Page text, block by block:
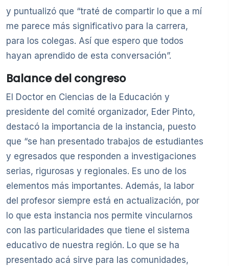
y puntualizó que “traté de compartir lo que a mí
me parece más significativo para la carrera,
para los colegas. Así que espero que todos
hayan aprendido de esta conversación”.
Balance del congreso
El Doctor en Ciencias de la Educación y
presidente del comité organizador, Eder Pinto,
destacó la importancia de la instancia, puesto
que “se han presentado trabajos de estudiantes
y egresados que responden a investigaciones
serias, rigurosas y regionales. Es uno de los
elementos más importantes. Además, la labor
del profesor siempre está en actualización, por
lo que esta instancia nos permite vincularnos
con las particularidades que tiene el sistema
educativo de nuestra región. Lo que se ha
presentado acá sirve para las comunidades,